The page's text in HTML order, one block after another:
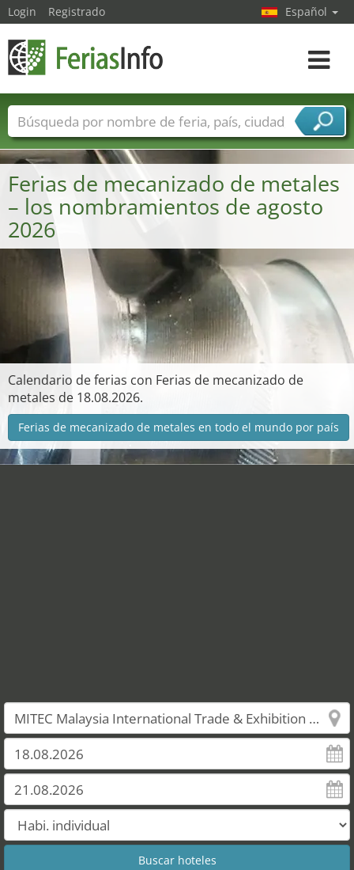
Ferias de mecanizado de metales
– los nombramientos de agosto
2026
Calendario de ferias con Ferias de mecanizado de
metales de 18.08.2026.
Ferias de mecanizado de metales en todo el mundo por país
Login Registrado Español
toggle
Nombres de ferias Países
Ciudades
Sectores de ferias
Sectores de proveedor de servicios